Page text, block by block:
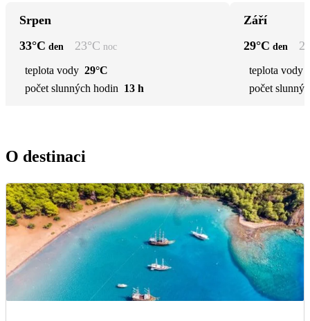
Srpen
33°C den 23°C noc
teplota vody 29°C
počet slunných hodin 13 h
Září
29°C den
teplota vody
počet
O destinaci